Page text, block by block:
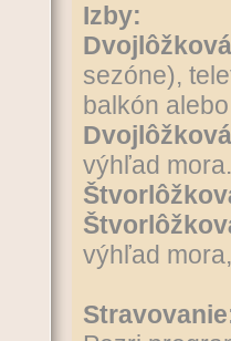
Izby:
sezóne),
balkón
výhľad mora.
výhľad